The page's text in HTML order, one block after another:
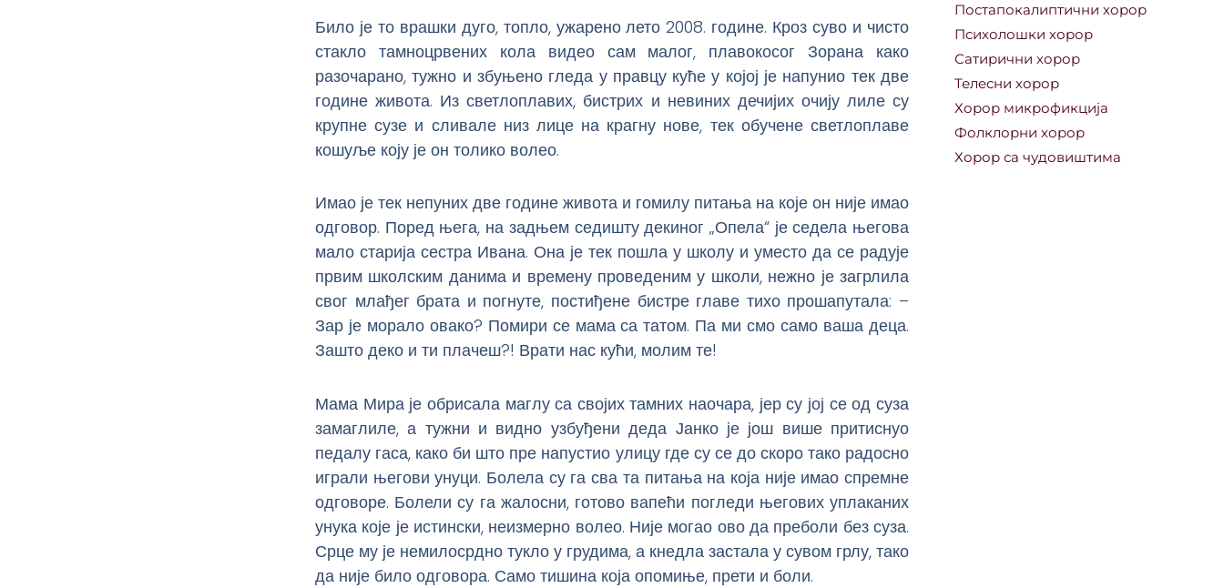
Било је то врашки дуго, топло, ужарено лето 2008. године. Кроз суво и чисто
стакло тамноцрвених кола видео сам малог, плавокосог Зорана како
разочарано, тужно и збуњено гледа у правцу куће у којој је напунио тек две
године живота. Из светлоплавих, бистрих и невиних дечијих очију лиле су
крупне сузе и сливале низ лице на крагну нове, тек обучене светлоплаве
кошуље коју је он толико волео.
Имао је тек непуних две године живота и гомилу питања на које он није имао
одговор. Поред њега, на задњем седишту декиног „Опела“ је седела његова
мало старија сестра Ивана. Она је тек пошла у школу и уместо да се радује
првим школским данима и времену проведеним у школи, нежно је загрлила
свог млађег брата и погнуте, постиђене бистре главе тихо прошапутала: –
Зар је морало овако? Помири се мама са татом. Па ми смо само ваша деца.
Зашто деко и ти плачеш?! Врати нас кући, молим те!
Мама Мира је обрисала маглу са својих тамних наочара, јер су јој се од суза
замаглиле, а тужни и видно узбуђени деда Јанко је још више притиснуо
педалу гаса, како би што пре напустио улицу где су се до скоро тако радосно
играли његови унуци. Болела су га сва та питања на која није имао спремне
одговоре. Болели су га жалосни, готово вапећи погледи његових уплаканих
унука које је истински, неизмерно волео. Није могао ово да преболи без суза.
Срце му је немилосрдно тукло у грудима, а кнедла застала у сувом грлу, тако
да није било одговора. Само тишина која опомиње, прети и боли.
Постапокалиптични хорор
Психолошки хорор
Сатирични хорор
Телесни хорор
Хорор микрофикција
Фолклорни хорор
Хорор са чудовиштима